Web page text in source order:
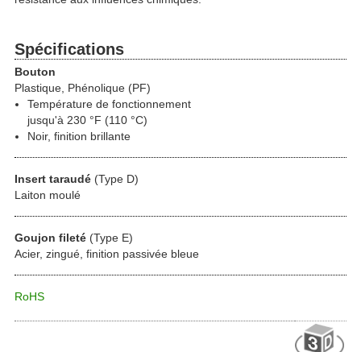
Spécifications
Bouton
Plastique, Phénolique (PF)
Température de fonctionnement
jusqu'à 230 °F (110 °C)
Noir, finition brillante
Insert taraudé (Type D)
Laiton moulé
Goujon fileté (Type E)
Acier, zingué, finition passivée bleue
RoHS